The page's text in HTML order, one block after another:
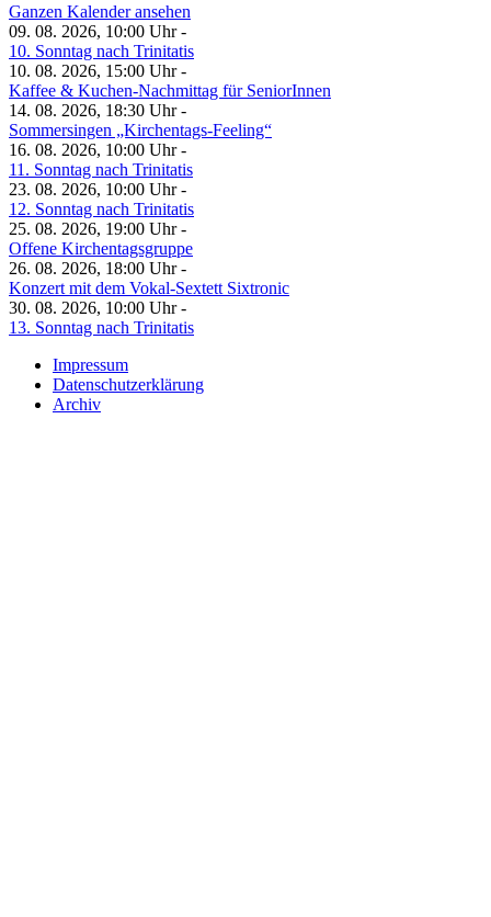
Ganzen Kalender ansehen
09. 08. 2026, 10:00 Uhr -
10. Sonntag nach Trinitatis
10. 08. 2026, 15:00 Uhr -
Kaffee & Kuchen-Nachmittag für SeniorInnen
14. 08. 2026, 18:30 Uhr -
Sommersingen „Kirchentags-Feeling“
16. 08. 2026, 10:00 Uhr -
11. Sonntag nach Trinitatis
23. 08. 2026, 10:00 Uhr -
12. Sonntag nach Trinitatis
25. 08. 2026, 19:00 Uhr -
Offene Kirchentagsgruppe
26. 08. 2026, 18:00 Uhr -
Konzert mit dem Vokal-Sextett Sixtronic
30. 08. 2026, 10:00 Uhr -
13. Sonntag nach Trinitatis
Impressum
Datenschutzerklärung
Archiv